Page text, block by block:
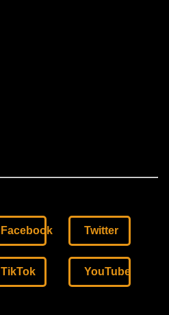
Facebook Twitter
TikTok YouTube